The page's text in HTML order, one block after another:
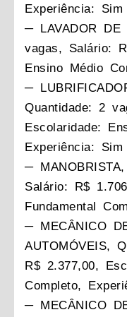
Experiência: Sim
─ LAVADOR DE
vagas, Salário:
Ensino Médio
─
Quantidade: 2
Escolaridade:
Experiência: Sim
─
Salário: R$
Fundamental
─ MECÂNICO
AUTOMÓVEIS,
R$ 2.377,00,
Completo,
─ MECÂNICO